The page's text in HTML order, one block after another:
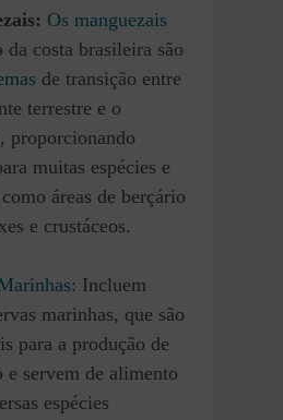
Os manguezais
da costa brasileira são
de transição entre
terrestre e o
proporcionando
muitas espécies e
áreas de berçário
e crustáceos.
Incluem
marinhas, que são
para a produção de
e servem de alimento
espécies